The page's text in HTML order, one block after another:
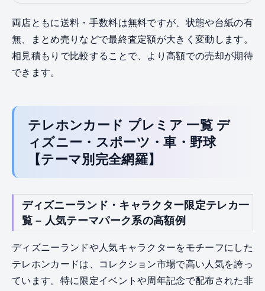
両店ともに送料・手数料は無料ですが、状態や台紙の有
無、まとめ売りなどで最終査定額が大きく変動します。
相見積もりで比較することで、より高額での売却が期待
できます。
テレホンカード プレミア 一覧 デ
ィズニー・スポーツ・車・野球
【テーマ別完全網羅】
ディズニーランド・キャラクター限定テレカ一
覧 – 人気テーマパーク系の高額例
ディズニーランドや人気キャラクターをモチーフにした
テレホンカードは、コレクション市場で高い人気を誇っ
ています。特に限定イベントや周年記念で配布された非